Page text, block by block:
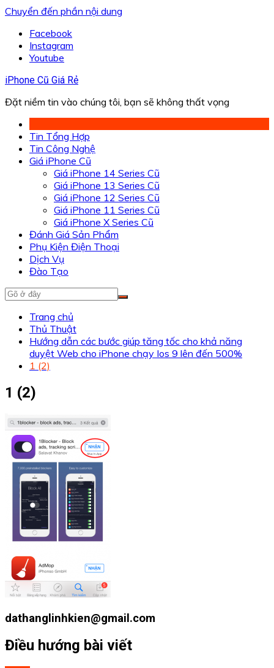
Chuyển đến phần nội dung
Facebook
Instagram
Youtube
iPhone Cũ Giá Rẻ
Đặt niềm tin vào chúng tôi, bạn sẽ không thất vọng
Tin Tổng Hợp
Tin Công Nghệ
Giá iPhone Cũ
Giá iPhone 14 Series Cũ
Giá iPhone 13 Series Cũ
Giá iPhone 12 Series Cũ
Giá iPhone 11 Series Cũ
Giá iPhone X Series Cũ
Đánh Giá Sản Phẩm
Phụ Kiện Điện Thoại
Dịch Vụ
Đào Tạo
Trang chủ
Thủ Thuật
Hướng dẫn các bước giúp tăng tốc cho khả năng
duyệt Web cho iPhone chạy Ios 9 lên đến 500%
1 (2)
1 (2)
dathanglinhkien@gmail.com
Điều hướng bài viết